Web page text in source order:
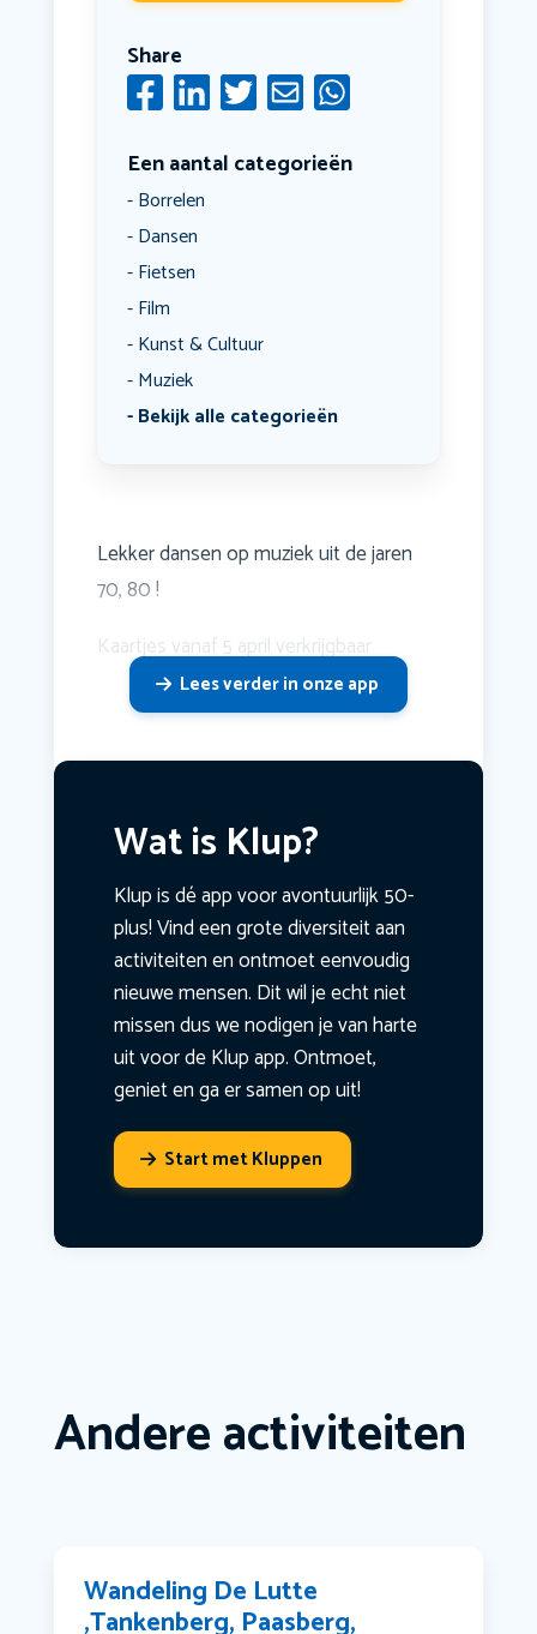
Share
Een aantal categorieën
Borrelen
Dansen
Fietsen
Film
Kunst & Cultuur
Muziek
Bekijk alle categorieën
Lekker dansen op muziek uit de jaren
70, 80 !
Kaartjes vanaf 5 april verkrijgbaar
Lees verder in onze app
Wat is Klup?
Klup is dé app voor avontuurlijk 50-
plus! Vind een grote diversiteit aan
activiteiten en ontmoet eenvoudig
nieuwe mensen. Dit wil je echt niet
missen dus we nodigen je van harte
uit voor de Klup app. Ontmoet,
geniet en ga er samen op uit!
Start met Kluppen
Andere activiteiten
Wandeling De Lutte
,Tankenberg, Paasberg,